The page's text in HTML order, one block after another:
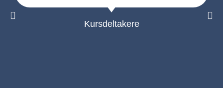
Kursdeltakere